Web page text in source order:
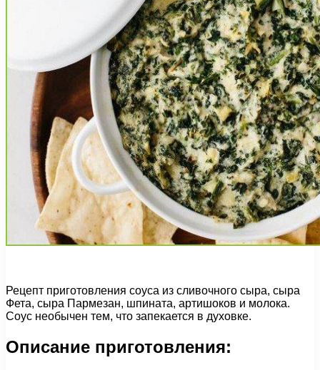
Рецепт приготовления соуса из сливочного сыра, сыра
Фета, сыра Пармезан, шпината, артишоков и молока.
Соус необычен тем, что запекается в духовке.
Описание приготовления: